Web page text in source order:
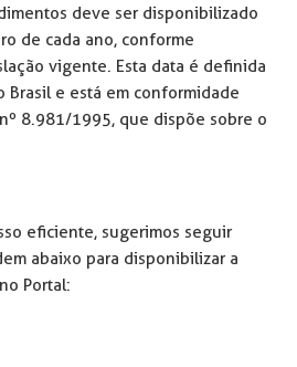
deve ser disponibilizado
de cada ano, conforme
vigente. Esta data é definida
Brasil e está em conformidade
8.981/1995, que dispõe sobre o
eficiente, sugerimos seguir
abaixo para disponibilizar a
Portal: